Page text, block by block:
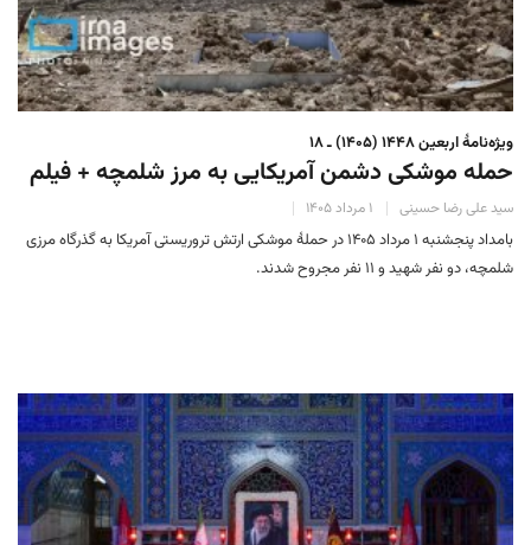
ویژه‌نامهٔ اربعین ۱۴۴۸ (۱۴۰۵) ـ ۱۸
حمله موشکی دشمن آمریکایی به مرز شلمچه + فیلم
سید علی رضا حسینی ۱ مرداد ۱۴۰۵
بامداد پنجشنبه ۱ مرداد ۱۴۰۵ در حملۀ موشکی ارتش تروریستی آمریکا به گذرگاه مرزی
شلمچه، دو نفر شهید و ۱۱ نفر مجروح شدند.